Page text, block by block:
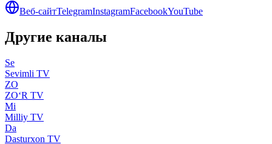
Веб-сайтTelegramInstagramFacebookYouTube
Другие каналы
Se
Sevimli TV
ZO
ZO‘R TV
Mi
Milliy TV
Da
Dasturxon TV